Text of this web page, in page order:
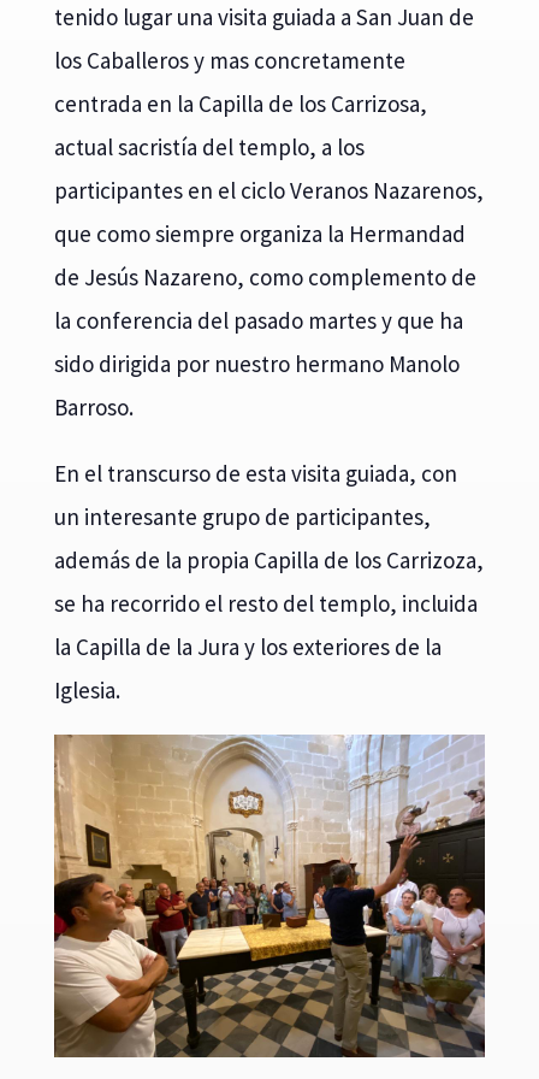
tenido lugar una visita guiada a San Juan de
los Caballeros y mas concretamente
centrada en la Capilla de los Carrizosa,
actual sacristía del templo, a los
participantes en el ciclo Veranos Nazarenos,
que como siempre organiza la Hermandad
de Jesús Nazareno, como complemento de
la conferencia del pasado martes y que ha
sido dirigida por nuestro hermano Manolo
Barroso.
En el transcurso de esta visita guiada, con
un interesante grupo de participantes,
además de la propia Capilla de los Carrizoza,
se ha recorrido el resto del templo, incluida
la Capilla de la Jura y los exteriores de la
Iglesia.